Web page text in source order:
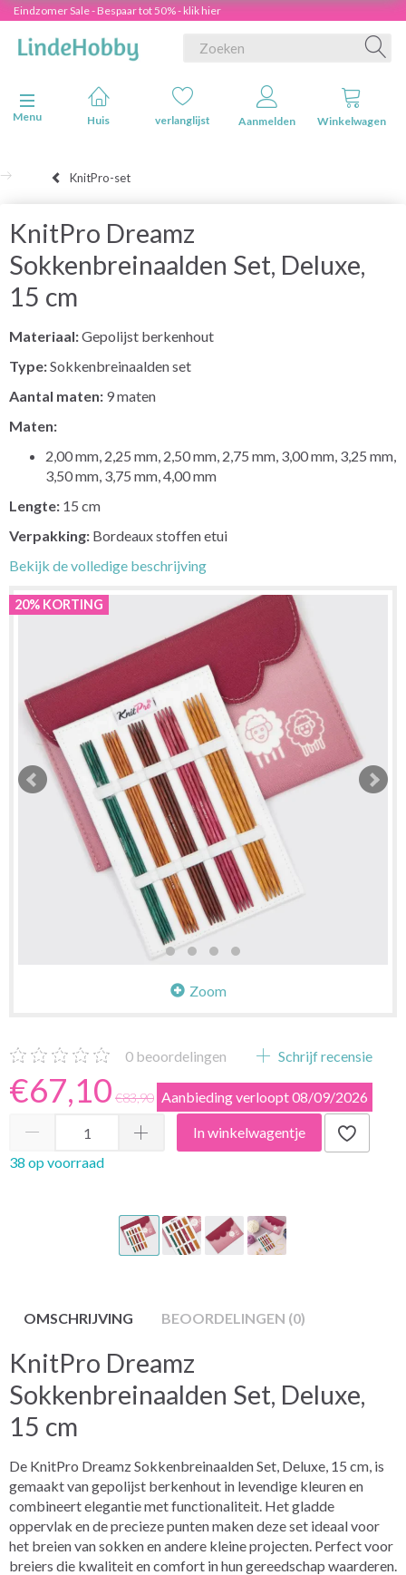
Eindzomer Sale - Bespaar tot 50% - klik hier
Navigatie in-/uitschakelen
Menu
Huis verlanglijst Aanmelden Winkelwagen
KnitPro-set
KnitPro Dreamz
Sokkenbreinaalden Set, Deluxe,
15 cm
Materiaal:Gepolijst berkenhout
Type:Sokkenbreinaalden set
Aantal maten: 9 maten
Maten:
2,00 mm, 2,25 mm, 2,50 mm, 2,75 mm, 3,00 mm, 3,25 mm,
3,50 mm, 3,75 mm, 4,00 mm
Lengte: 15 cm
Verpakking: Bordeaux stoffen etui
Bekijk de volledige beschrijving
20% KORTING
Zoom
0 beoordelingen Schrijf recensie
€67,10 €83,90 Aanbieding verloopt 08/09/2026
In winkelwagentje
38 op voorraad
OMSCHRIJVING BEOORDELINGEN (0)
KnitPro Dreamz
Sokkenbreinaalden Set, Deluxe,
15 cm
De KnitPro Dreamz Sokkenbreinaalden Set, Deluxe, 15 cm, is
gemaakt van gepolijst berkenhout in levendige kleuren en
combineert elegantie met functionaliteit. Het gladde
oppervlak en de precieze punten maken deze set ideaal voor
het breien van sokken en andere kleine projecten. Perfect voor
breiers die kwaliteit en comfort in hun gereedschap waarderen.